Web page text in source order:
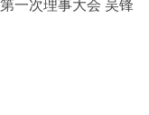
一次理事大会 吴锋